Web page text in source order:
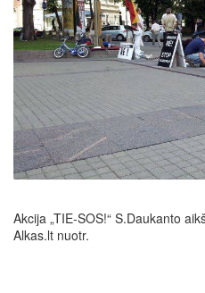
Akcija „TIE-SOS!“ S.Daukanto
Alkas.lt nuotr.